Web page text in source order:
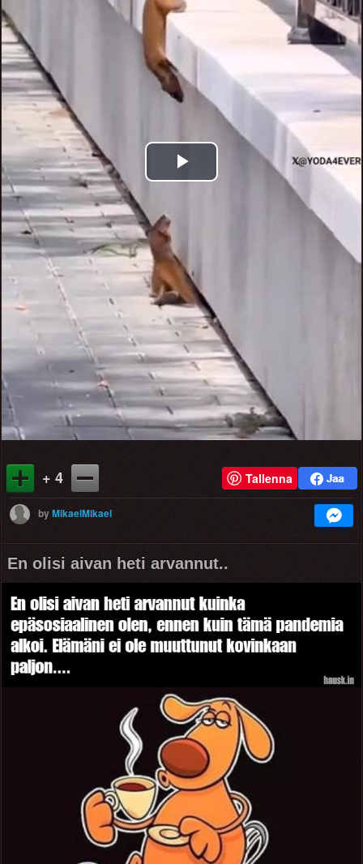
Play
+ 4 Tallenna
byMikaelMikael
En olisi aivan heti arvannut..